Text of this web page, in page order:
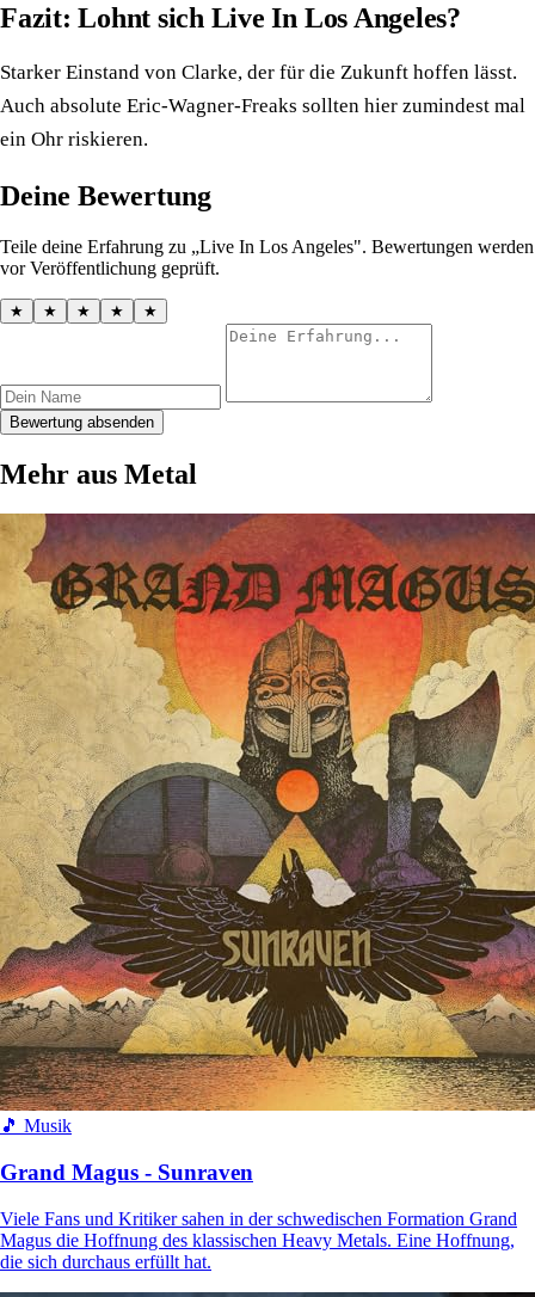
Fazit: Lohnt sich Live In Los Angeles?
Starker Einstand von Clarke, der für die Zukunft hoffen lässt.
Auch absolute Eric-Wagner-Freaks sollten hier zumindest mal
ein Ohr riskieren.
Deine Bewertung
Teile deine Erfahrung zu „Live In Los Angeles". Bewertungen werden
vor Veröffentlichung geprüft.
★ ★ ★ ★ ★
Bewertung absenden
Mehr aus Metal
🎵 Musik
Grand Magus - Sunraven
Viele Fans und Kritiker sahen in der schwedischen Formation Grand
Magus die Hoffnung des klassischen Heavy Metals. Eine Hoffnung,
die sich durchaus erfüllt hat.